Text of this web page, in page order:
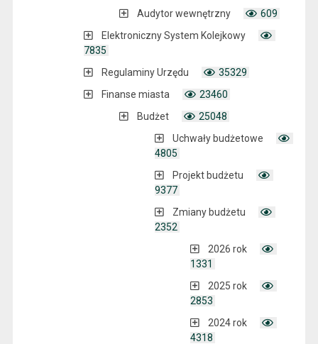
Audytor wewnętrzny
609
Elektroniczny System Kolejkowy
7835
Regulaminy Urzędu
35329
Finanse miasta
23460
Budżet
25048
Uchwały budżetowe
4805
Projekt budżetu
9377
Zmiany budżetu
2352
2026 rok
1331
2025 rok
2853
2024 rok
4318